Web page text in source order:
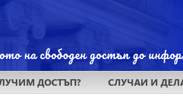
ДОСТЪП? СЛУЧАИ И